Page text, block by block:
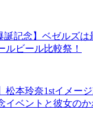
誕記念】ベゼルズ
ルビール比較祭！
松本玲奈1stイメー
イベントと彼女の